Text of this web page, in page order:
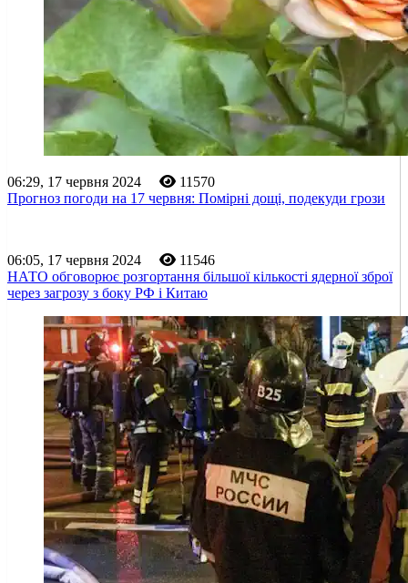
06:29, 17 червня 2024
11570
Прогноз погоди на 17 червня: Помірні дощі, подекуди грози
06:05, 17 червня 2024
11546
НАТО обговорює розгортання більшої кількості ядерної зброї
через загрозу з боку РФ і Китаю